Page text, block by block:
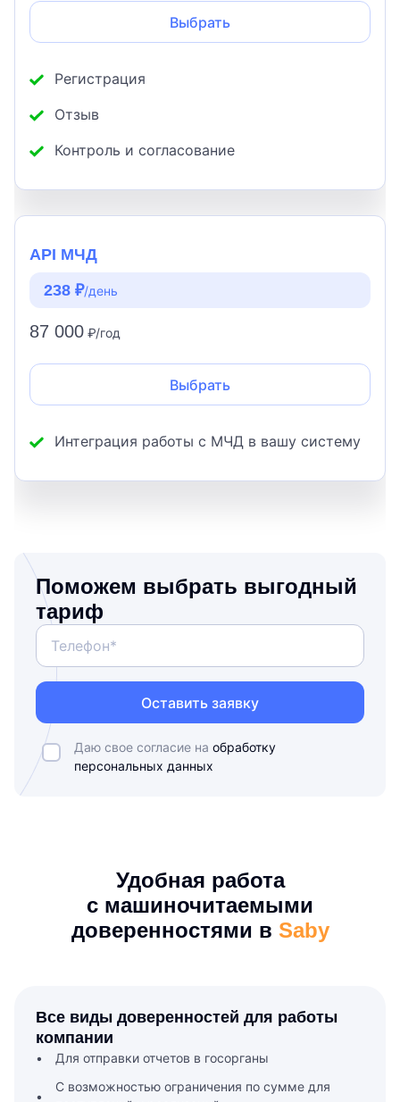
Выбрать
Регистрация
Отзыв
Контроль и согласование
API МЧД
238 ₽/день
87 000 ₽/год
Выбрать
Интеграция работы с МЧД в вашу систему
Поможем выбрать выгодный
тариф
Оставить заявку
Даю свое согласие на обработку
персональных данных
Удобная работа
с машиночитаемыми
доверенностями в Saby
Все виды доверенностей для работы
компании
Для отправки отчетов в госорганы
С возможностью ограничения по сумме для